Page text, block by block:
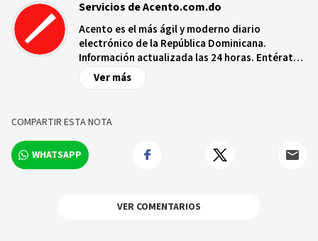
Servicios de Acento.com.do
Acento es el más ágil y moderno diario
electrónico de la República Dominicana.
Información actualizada las 24 horas. Entérate
de las noticias y sucesos más importantes a
nivel nacional e internacional, videos y fotos
Ver más
COMPARTIR ESTA NOTA
WHATSAPP
VER COMENTARIOS